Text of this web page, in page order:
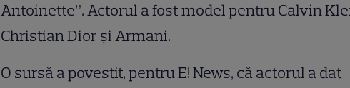
Antoinette”. Actorul a fost model pentru Calvin
Christian Dior şi Armani.
O sursă a povestit, pentru E! News, că actorul a dat